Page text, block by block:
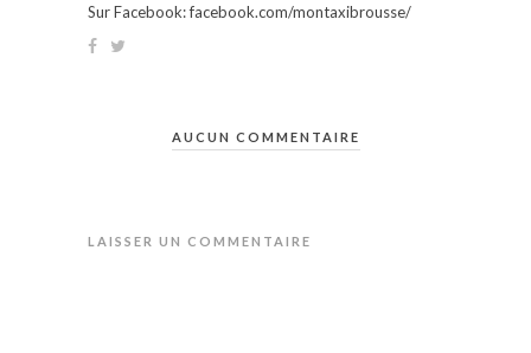
Sur Facebook: facebook.com/montaxibrousse/
AUCUN COMMENTAIRE
LAISSER UN COMMENTAIRE